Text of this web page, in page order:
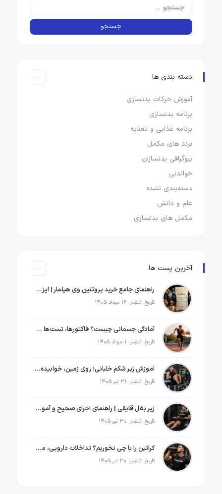
دسته بندی ها
آموزش حرکات بدنسازی
برنامه بدنسازی
برنامه غذایی و تغذیه
برند های مکمل
بیوگرافی بدنسازان
خواندنی
دسته‌بندی نشده
علم و دانش
مکمل های بدنسازی
آخرین پست ها
راهنمای جامع خرید پروتئین وی هیلمار | ایزوله یا کنسانتره؟
تاریخ انتشار: ۱۲ مرداد ۱۴۰۵
آمادگی جسمانی چیست؟ فاکتورها، تست‌ها و انواع ورزش‌ ها
تاریخ انتشار: ۱ مرداد ۱۴۰۵
آموزش زیر شکم خلبانی؛ روی زمین، خوابیده و بدون دستگاه
تاریخ انتشار: ۳۱ تیر ۱۴۰۵
زیر بغل قایقی | راهنمای اجرای صحیح و آموزش انواع حرکت قایقی
تاریخ انتشار: ۳۰ تیر ۱۴۰۵
کراتین را با چی نخوریم؟ تداخلات دارویی، مکمل‌ ها و الکل
تاریخ انتشار: ۳۰ تیر ۱۴۰۵